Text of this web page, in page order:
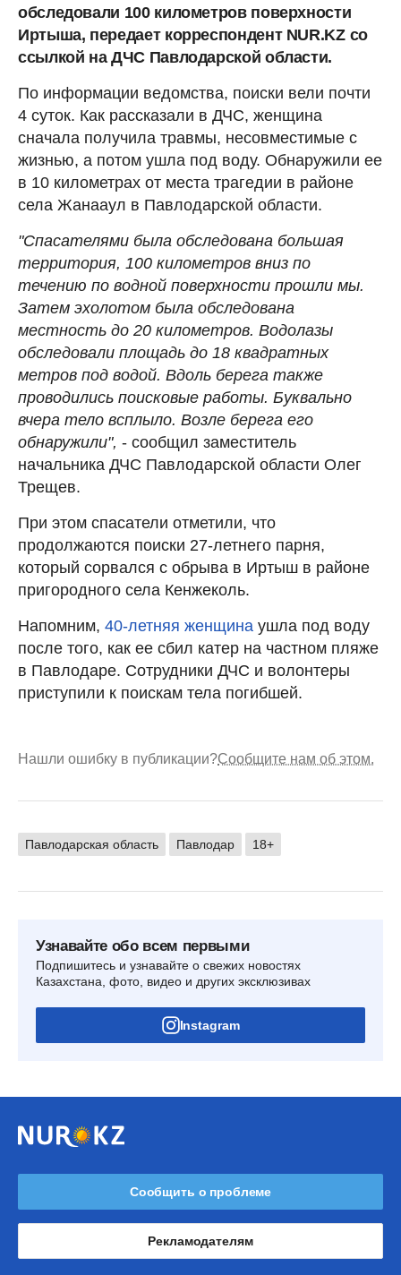
обследовали 100 километров поверхности
Иртыша, передает корреспондент NUR.KZ со
ссылкой на ДЧС Павлодарской области.
По информации ведомства, поиски вели почти
4 суток. Как рассказали в ДЧС, женщина
сначала получила травмы, несовместимые с
жизнью, а потом ушла под воду. Обнаружили ее
в 10 километрах от места трагедии в районе
села Жанааул в Павлодарской области.
"Спасателями была обследована большая
территория, 100 километров вниз по
течению по водной поверхности прошли мы.
Затем эхолотом была обследована
местность до 20 километров. Водолазы
обследовали площадь до 18 квадратных
метров под водой. Вдоль берега также
проводились поисковые работы. Буквально
вчера тело всплыло. Возле берега его
обнаружили", - сообщил заместитель
начальника ДЧС Павлодарской области Олег
Трещев.
При этом спасатели отметили, что
продолжаются поиски 27-летнего парня,
который сорвался с обрыва в Иртыш в районе
пригородного села Кенжеколь.
Напомним, 40-летняя женщина ушла под воду
после того, как ее сбил катер на частном пляже
в Павлодаре. Сотрудники ДЧС и волонтеры
приступили к поискам тела погибшей.
Нашли ошибку в публикации?Сообщите нам об этом.
Павлодарская область Павлодар 18+
Узнавайте обо всем первыми
Подпишитесь и узнавайте о свежих новостях
Казахстана, фото, видео и других эксклюзивах
Instagram
Сообщить о проблеме
Рекламодателям